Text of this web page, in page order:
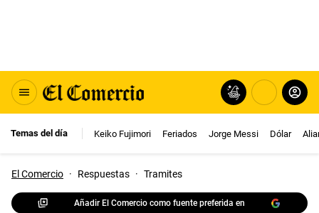
Temas del día Keiko Fujimori Feriados Jorge Messi Dólar
El Comercio · Respuestas · Tramites
Añadir El Comercio como fuente preferida en